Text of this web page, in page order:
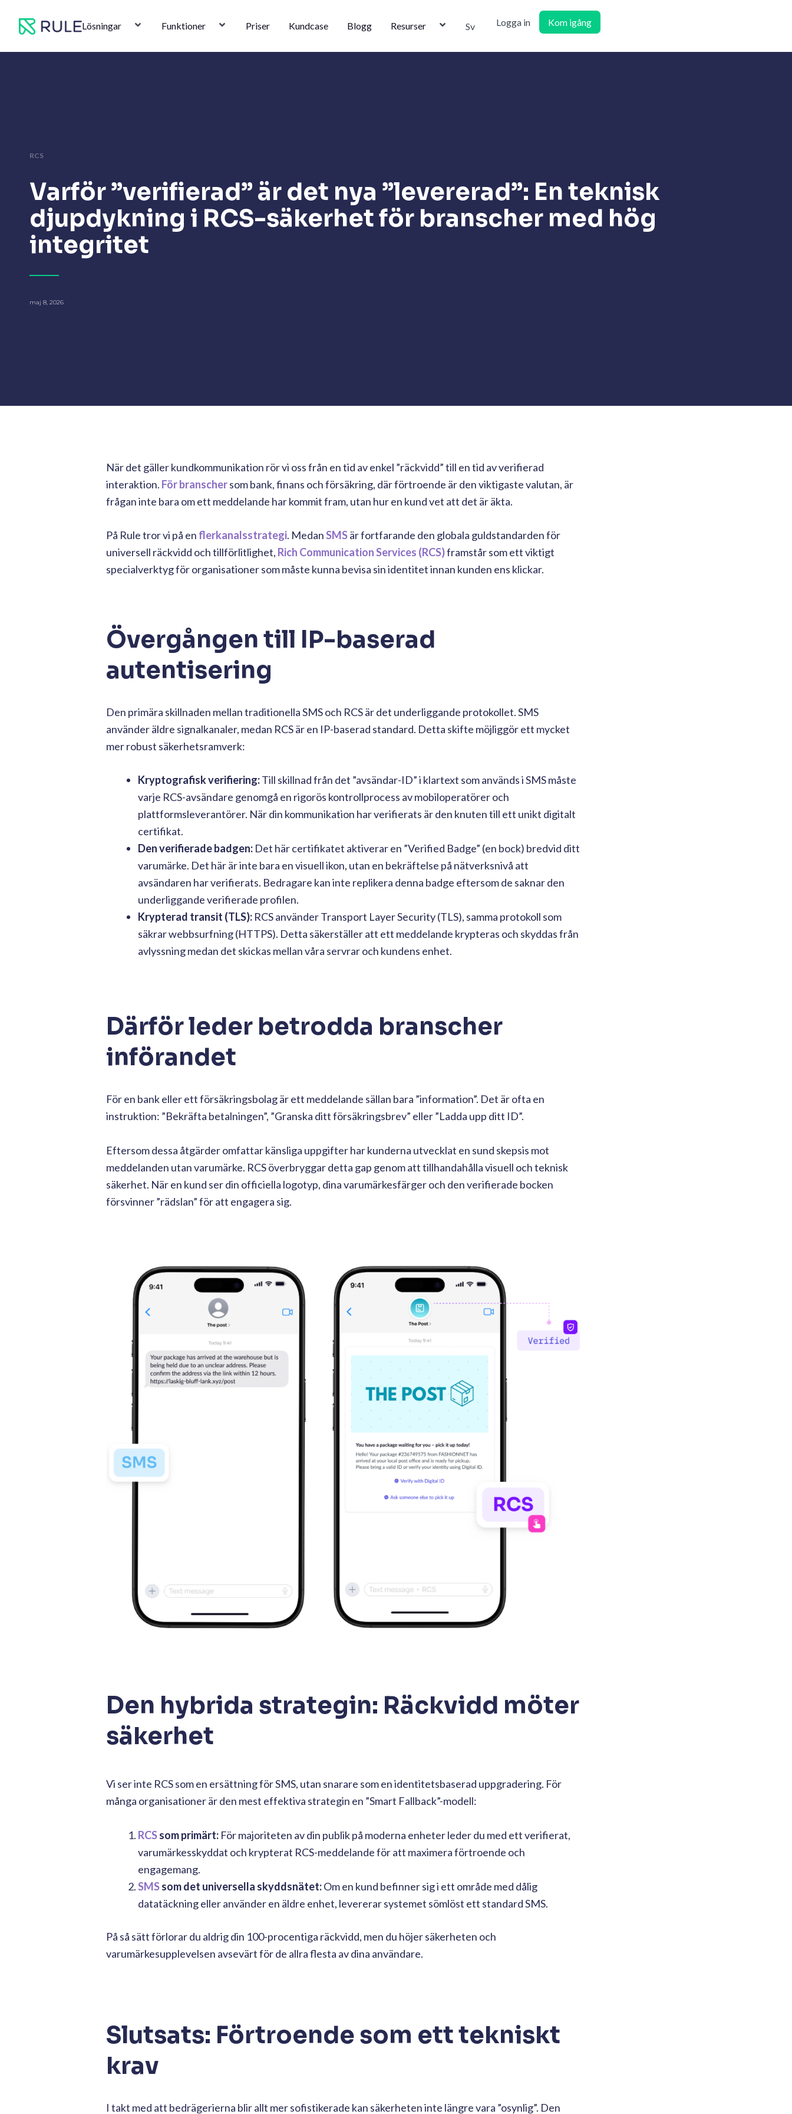
Lösningar Funktioner Priser Kundcase Blogg Resurser Sv Logga in Kom igång
RCS
Varför ”verifierad” är det nya ”levererad”: En teknisk
djupdykning i RCS-säkerhet för branscher med hög
integritet
maj 8, 2026
När det gäller kundkommunikation rör vi oss från en tid av enkel ”räckvidd” till en tid av verifierad
interaktion. För branschersom bank, finans och försäkring, där förtroende är den viktigaste valutan, är
frågan inte bara om ett meddelande har kommit fram, utan hur en kund vet att det är äkta.
På Rule tror vi på en flerkanalsstrategi. MedanSMSär fortfarande den globala guldstandarden för
universell räckvidd och tillförlitlighet, Rich Communication Services (RCS)framstår som ett viktigt
specialverktyg för organisationer som måste kunna bevisa sin identitet innan kunden ens klickar.
Övergången till IP-baserad
autentisering
Den primära skillnaden mellan traditionella SMS och RCS är det underliggande protokollet. SMS
använder äldre signalkanaler, medan RCS är en IP-baserad standard. Detta skifte möjliggör ett mycket
mer robust säkerhetsramverk:
Kryptografisk verifiering:Till skillnad från det ”avsändar-ID” i klartext som används i SMS måste
varje RCS-avsändare genomgå en rigorös kontrollprocess av mobiloperatörer och
plattformsleverantörer. När din kommunikation har verifierats är den knuten till ett unikt digitalt
certifikat.
Den verifierade badgen: Det här certifikatet aktiverar en ”Verified Badge” (en bock) bredvid ditt
varumärke. Det här är inte bara en visuell ikon, utan en bekräftelse på nätverksnivå att
avsändaren har verifierats. Bedragare kan inte replikera denna badge eftersom de saknar den
underliggande verifierade profilen.
Krypterad transit (TLS): RCS använder Transport Layer Security (TLS), samma protokoll som
säkrar webbsurfning (HTTPS). Detta säkerställer att ett meddelande krypteras och skyddas från
avlyssning medan det skickas mellan våra servrar och kundens enhet.
Därför leder betrodda branscher
införandet
För en bank eller ett försäkringsbolag är ett meddelande sällan bara ”information”. Det är ofta en
instruktion: ”Bekräfta betalningen”, ”Granska ditt försäkringsbrev” eller ”Ladda upp ditt ID”.
Eftersom dessa åtgärder omfattar känsliga uppgifter har kunderna utvecklat en sund skepsis mot
meddelanden utan varumärke. RCS överbryggar detta gap genom att tillhandahålla visuell och teknisk
säkerhet. När en kund ser din officiella logotyp, dina varumärkesfärger och den verifierade bocken
försvinner ”rädslan” för att engagera sig.
Den hybrida strategin: Räckvidd möter
säkerhet
Vi ser inte RCS som en ersättning för SMS, utan snarare som en identitetsbaserad uppgradering. För
många organisationer är den mest effektiva strategin en ”Smart Fallback”-modell:
RCSsom primärt: För majoriteten av din publik på moderna enheter leder du med ett verifierat,
varumärkesskyddat och krypterat RCS-meddelande för att maximera förtroende och
engagemang.
SMSsom det universella skyddsnätet:Om en kund befinner sig i ett område med dålig
datatäckning eller använder en äldre enhet, levererar systemet sömlöst ett standard SMS.
På så sätt förlorar du aldrig din 100-procentiga räckvidd, men du höjer säkerheten och
varumärkesupplevelsen avsevärt för de allra flesta av dina användare.
Slutsats: Förtroende som ett tekniskt
krav
I takt med att bedrägerierna blir allt mer sofistikerade kan säkerheten inte längre vara ”osynlig”. Den